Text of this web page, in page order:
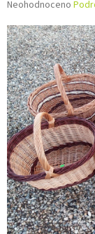
Průměrné
produktu
je
0,0
z
5
hvězdiček.
Neohodnoceno